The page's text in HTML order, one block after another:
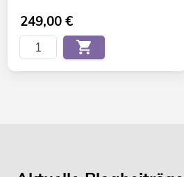
249,00€